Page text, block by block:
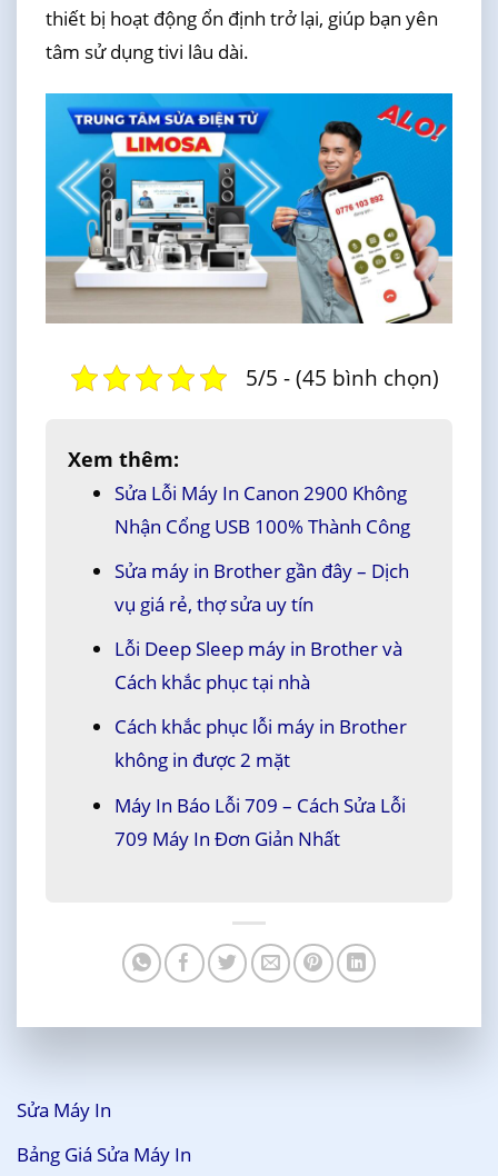
thiết bị hoạt động ổn định trở lại, giúp bạn yên
tâm sử dụng tivi lâu dài.
5/5 - (45 bình chọn)
Xem thêm:
Sửa Lỗi Máy In Canon 2900 Không
Nhận Cổng USB 100% Thành Công
Sửa máy in Brother gần đây – Dịch
vụ giá rẻ, thợ sửa uy tín
Lỗi Deep Sleep máy in Brother và
Cách khắc phục tại nhà
Cách khắc phục lỗi máy in Brother
không in được 2 mặt
Máy In Báo Lỗi 709 – Cách Sửa Lỗi
709 Máy In Đơn Giản Nhất
Sửa Máy In
Bảng Giá Sửa Máy In